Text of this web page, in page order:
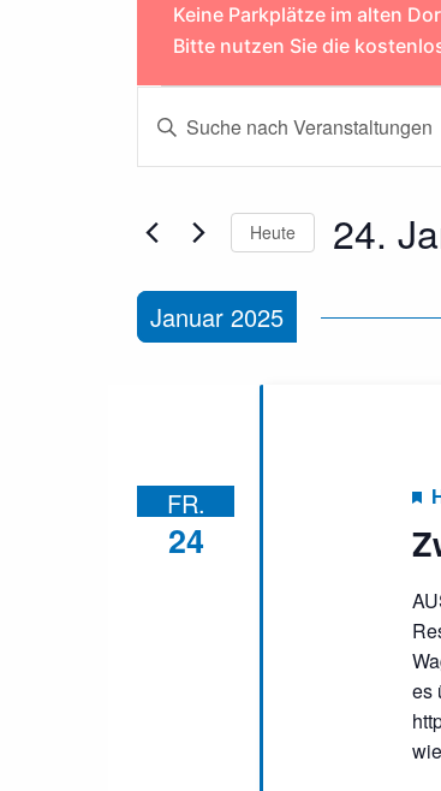
Keine Parkplätze im alten
Bitte nutzen Sie die
Suche
Bitte
Schlüsselwort
eingeben.
nach
Veranstaltungen
Schlüsselwort.
Heute 24.
Januar 2025
FR.
24
es